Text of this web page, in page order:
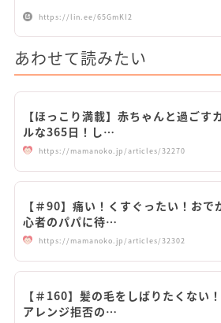
https://lin.ee/65GmKl2
あわせて読みたい
【ほっこり満載】赤ちゃんと過ごす
ルな365日！し…
https://mamanoko.jp/articles/32270
【＃90】痛い！くすぐったい！おで
心者のパパに待…
https://mamanoko.jp/articles/32302
【＃160】髪の毛をしばりたくない
アレンジ拒否の…